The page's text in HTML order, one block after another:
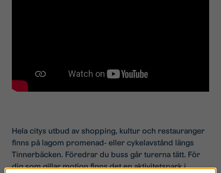
Hela citys utbud av shopping, kultur och restauranger
finns på lagom promenad- eller cykelavstånd längs
Tinnerbäcken. Föredrar du buss går turerna tätt. För
dig som gillar motion finns det en aktivitetspark i